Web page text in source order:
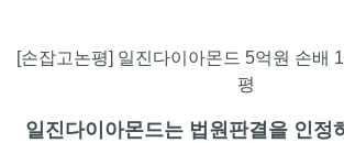
[손잡고논평] 일진다이아몬드 5억원 손배
평
일진다이아몬드는 법원판결을 인정